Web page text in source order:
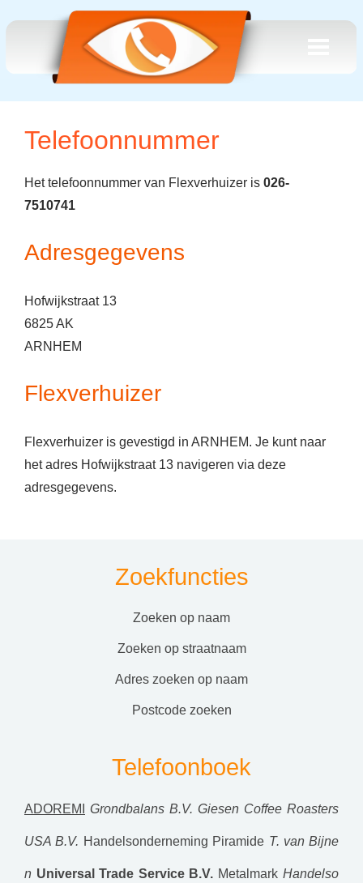
Telefoonnummer
Het telefoonnummer van Flexverhuizer is 026-
7510741
Adresgegevens
Hofwijkstraat 13
6825 AK
ARNHEM
Flexverhuizer
Flexverhuizer is gevestigd in ARNHEM. Je kunt naar
het adres Hofwijkstraat 13 navigeren via deze
adresgegevens.
Zoekfuncties
zoeken op naam
zoeken op straatnaam
adres zoeken op naam
postcode zoeken
Telefoonboek
ADOREMI Grondbalans B.V. Giesen Coffee Roasters
USA B.V. Handelsonderneming Piramide T. van Bijne
n Universal Trade Service B.V. Metalmark Handelso